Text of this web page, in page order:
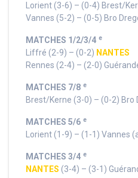
Lorient (3-6) – (0-4) Brest/
Vannes (5-2) – (0-5) Bro
MATCHES 1/2/3/4 e
Liffré (2-9) – (0-2) NANTES
Rennes (2-4) – (2-0)
MATCHES 7/8 e
Brest/Kerne (3-0) – (0-2)
MATCHES 5/6 e
Lorient (1-9) – (1-1) Vannes
MATCHES 3/4 e
NANTES (3-4) – (3-1)